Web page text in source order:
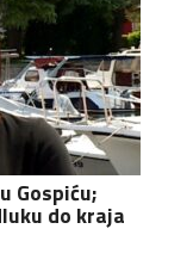
Gospiću;
do kraja